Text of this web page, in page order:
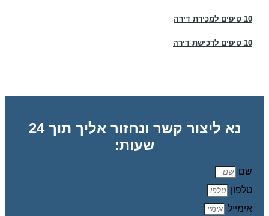
10 טיפים למכירת דירה
10 טיפים לרכישת דירה
נא ליצור קשר ונחזור אליך תוך 24
שעות:
שם
טלפון
אימייל